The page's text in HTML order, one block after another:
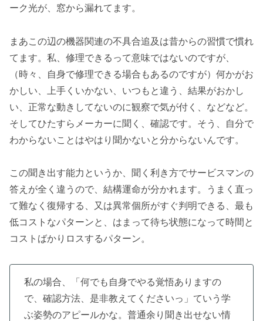
ーク光が、窓から漏れてます。
まあこの辺の機器関連の不具合追及は昔からの習慣で慣れ
てます。私、修理できるって意味ではないのですが、
（時々、自身で修理できる場合もあるのですが）何かがお
かしい、上手くいかない、いつもと違う、結果がおかし
い、正常な動きしてないのに観察で気が付く、などなど。
そしてひたすらメーカーに聞く、確認です。そう、自分で
わからないことはやはり聞かないと分からないんです。
この聞き出す能力というか、聞く利き方でサービスマンの
答えが全く違うので、結構運命が分かれます。うまく直っ
て難なく復帰する、又は異常個所がすぐ判明できる、最も
低コストなパターンと、はまって待ち状態になって時間と
コストばかりロスするパターン。
私の場合、「何でも自身でやる覚悟ありますの
で、確認方法、是非教えてくださいっ」ていう学
ぶ姿勢のアピールかな。普通余り聞き出せない情